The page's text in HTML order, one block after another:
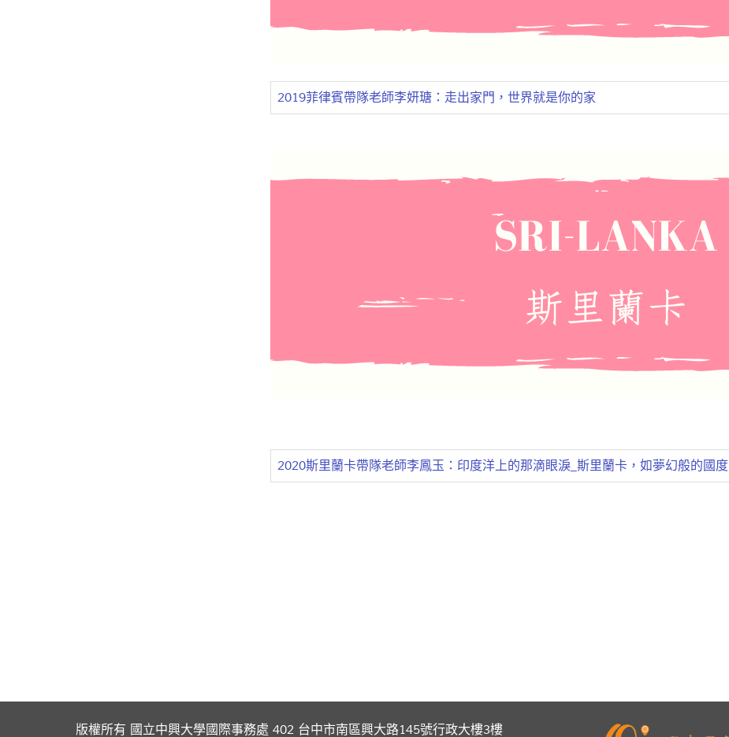
2019菲律賓帶隊老師李妍瑭：走出家門，世界就是你的家
2020斯里蘭卡帶隊老師李鳳玉：印度洋上的那滴眼淚_斯里蘭卡，如夢幻般的國度
版權所有 國立中興大學國際事務處 402 台中市南區興大路145號行政大樓3樓